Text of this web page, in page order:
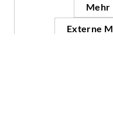
Mehr
Externe